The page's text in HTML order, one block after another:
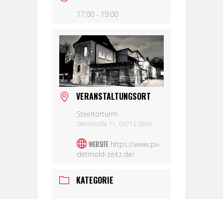
17:00 - 19:00
VERANSTALTUNGSORT
Steintorturm
Steinstraße 11, 06712 Zeitz
WEBSITE https://www.pv-
detmold-zeitz.de/
KATEGORIE